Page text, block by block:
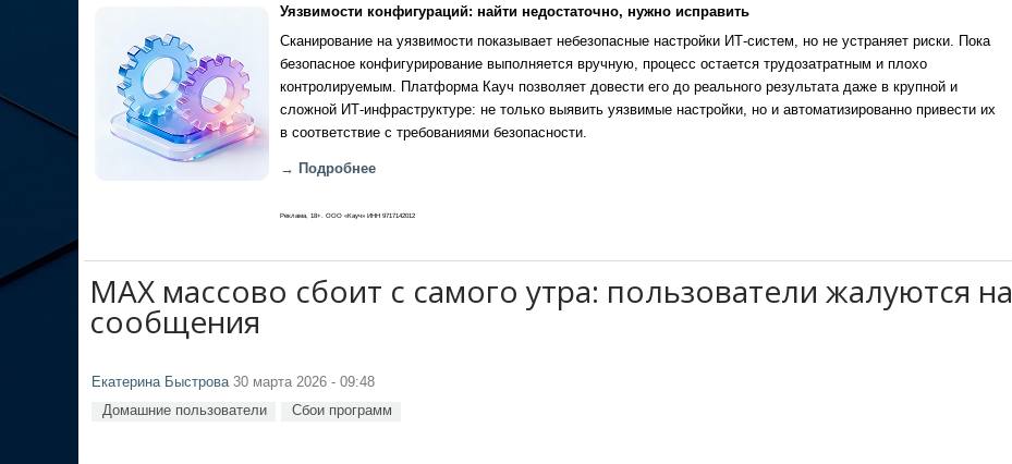
Уязвимости конфигураций: найти недостаточно, нужно исправить
Сканирование на уязвимости показывает небезопасные настройки ИТ-систем, но не устраняет риски. Пока
безопасное конфигурирование выполняется вручную, процесс остается трудозатратным и плохо
контролируемым. Платформа Кауч позволяет довести его до реального результата даже в крупной и
сложной ИТ-инфраструктуре: не только выявить уязвимые настройки, но и автоматизированно привести их
в соответствие с требованиями безопасности.
→ Подробнее
Реклама, 18+. ООО «Кауч» ИНН 9717142012
MAX массово сбоит с самого утра: пользователи жалуются на
сообщения
Екатерина Быстрова30 марта 2026 - 09:48
Домашние пользователи Сбои программ